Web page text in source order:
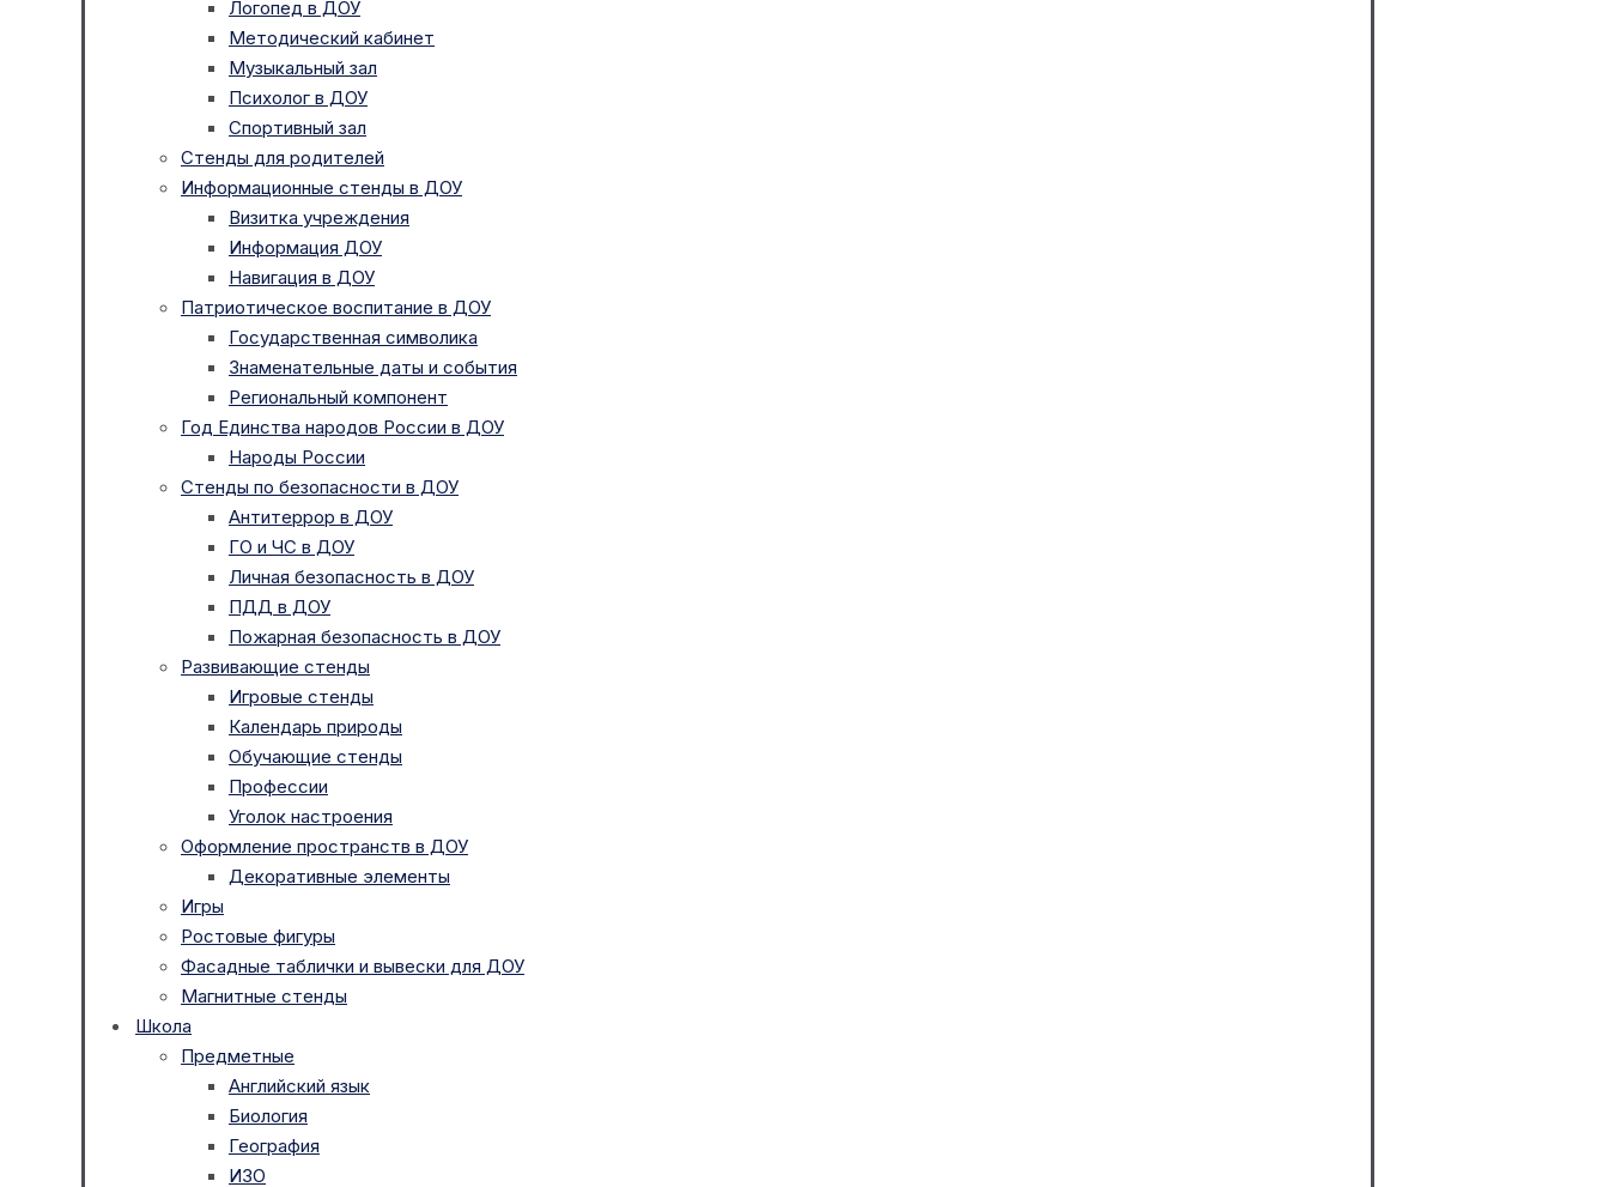
Логопед в ДОУ
Методический кабинет
Музыкальный зал
Психолог в ДОУ
Спортивный зал
Стенды для родителей
Информационные стенды в ДОУ
Визитка учреждения
Информация ДОУ
Навигация в ДОУ
Патриотическое воспитание в ДОУ
Государственная символика
Знаменательные даты и события
Региональный компонент
Год Единства народов России в ДОУ
Народы России
Стенды по безопасности в ДОУ
Антитеррор в ДОУ
ГО и ЧС в ДОУ
Личная безопасность в ДОУ
ПДД в ДОУ
Пожарная безопасность в ДОУ
Развивающие стенды
Игровые стенды
Календарь природы
Обучающие стенды
Профессии
Уголок настроения
Оформление пространств в ДОУ
Декоративные элементы
Игры
Ростовые фигуры
Фасадные таблички и вывески для ДОУ
Магнитные стенды
Школа
Предметные
Английский язык
Биология
География
ИЗО